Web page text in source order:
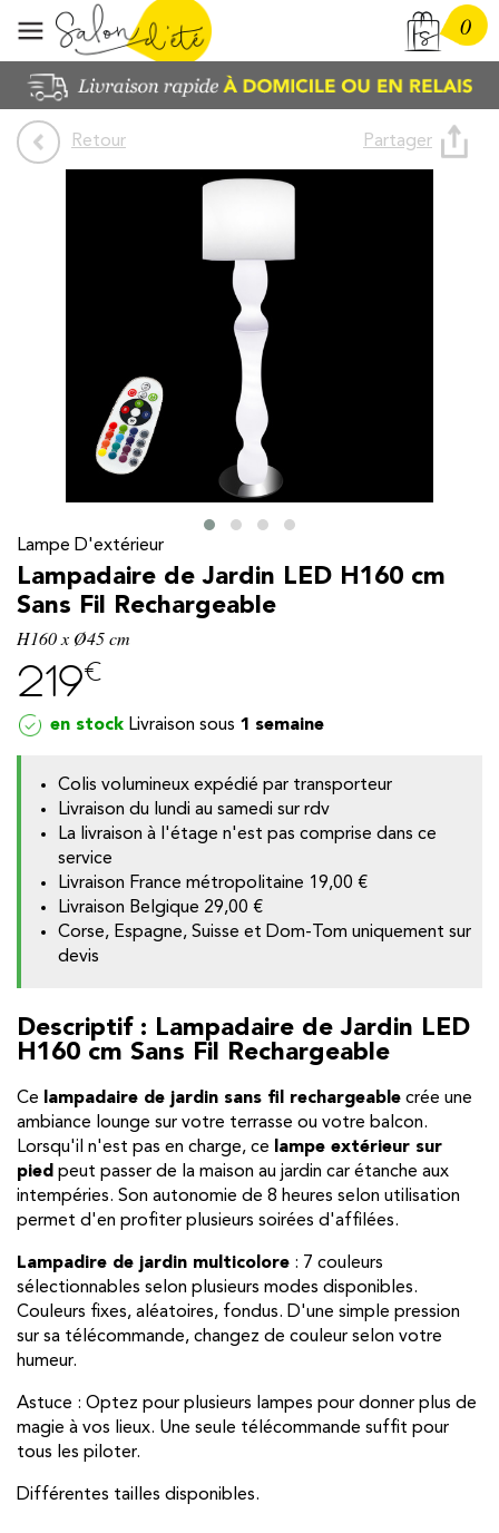
0
Retour Partager
Lampe D'extérieur
Lampadaire de Jardin LED H160 cm
Sans Fil Rechargeable
H160 x Ø45 cm
219€
en stock 1 semaine
Colis volumineux expédié par transporteur
Livraison du lundi au samedi sur rdv
La livraison à l'étage n'est pas comprise dans ce
service
Livraison France métropolitaine 19,00 €
Livraison Belgique 29,00 €
Corse, Espagne, Suisse et Dom-Tom uniquement sur
devis
Descriptif : Lampadaire de Jardin LED
H160 cm Sans Fil Rechargeable
Ce lampadaire de jardin sans fil rechargeable crée une
ambiance lounge sur votre terrasse ou votre balcon.
Lorsqu'il n'est pas en charge, ce
lampe extérieur sur
pied peut passer de la maison au jardin car étanche aux
intempéries. Son autonomie de 8 heures selon utilisation
permet d'en profiter plusieurs soirées d'affilées.
Lampadire de jardin multicolore : 7 couleurs
sélectionnables selon plusieurs modes disponibles.
Couleurs fixes, aléatoires, fondus. D'une simple pression
sur sa télécommande, changez de couleur selon votre
humeur.
Astuce : Optez pour plusieurs lampes pour donner plus de
magie à vos lieux. Une seule télécommande suffit pour
tous les piloter.
Différentes tailles disponibles.